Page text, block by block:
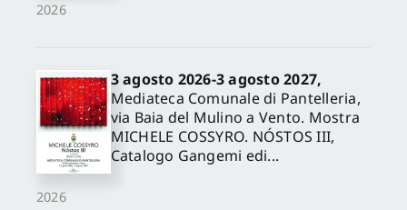
2026
2026
3 agosto 2026-3 agosto 2027,
Mediateca Comunale di Pantelleria,
via Baia del Mulino a Vento. Mostra
MICHELE COSSYRO. NÓSTOS III,
Catalogo Gangemi edi...